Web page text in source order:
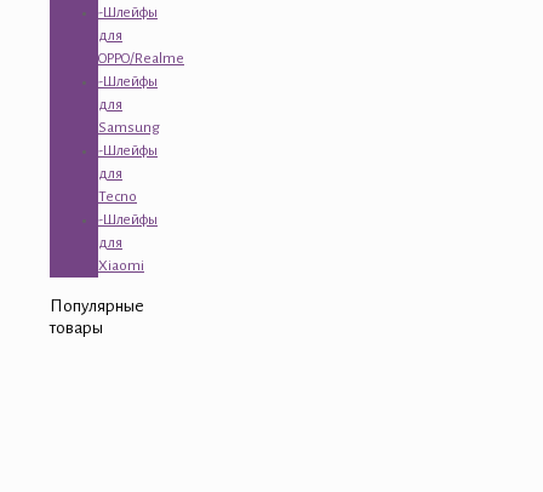
-Шлейфы
для
OPPO/Realme
-Шлейфы
для
Samsung
-Шлейфы
для
Tecno
-Шлейфы
для
Xiaomi
Популярные
товары